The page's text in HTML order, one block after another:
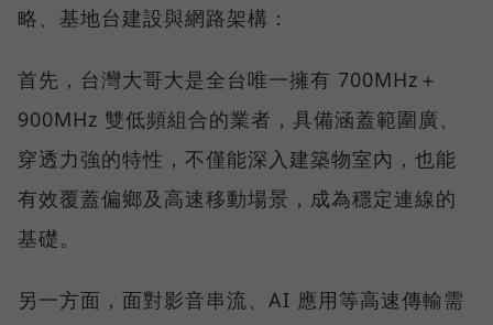
略、基地台建設與網路架構：
首先，台灣大哥大是全台唯一擁有 700MHz＋
900MHz 雙低頻組合的業者，具備涵蓋範圍廣、
穿透力強的特性，不僅能深入建築物室內，也能
有效覆蓋偏鄉及高速移動場景，成為穩定連線的
基礎。
另一方面，面對影音串流、AI 應用等高速傳輸需